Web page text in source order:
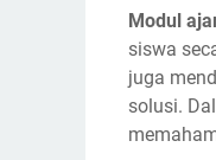
Modul
siswa
juga
solusi.